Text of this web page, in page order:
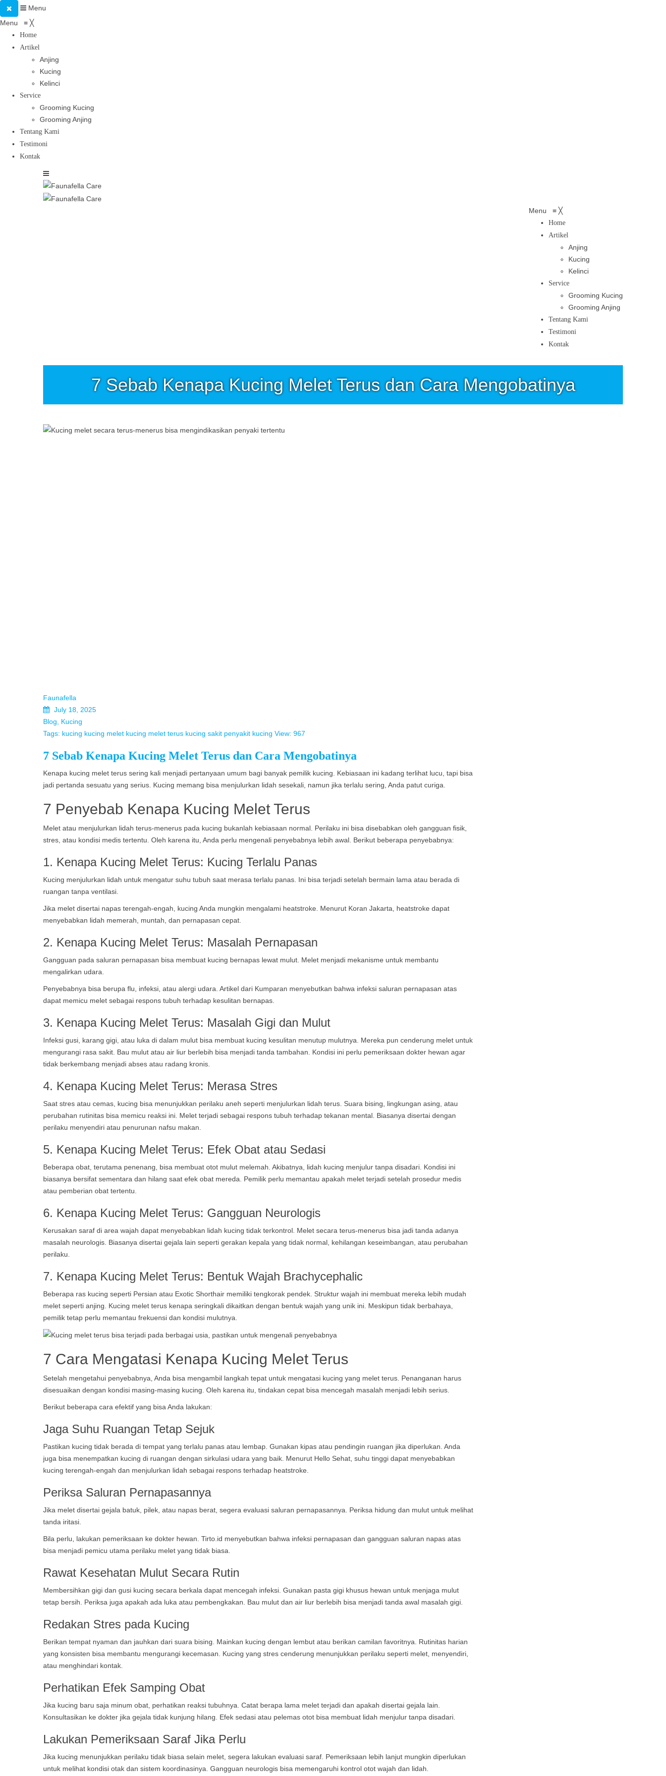
Menu
Menu ≡ ╳
Home
Artikel
Anjing
Kucing
Kelinci
Service
Grooming Kucing
Grooming Anjing
Tentang Kami
Testimoni
Kontak
Menu ≡ ╳
Home
Artikel
Anjing
Kucing
Kelinci
Service
Grooming Kucing
Grooming Anjing
Tentang Kami
Testimoni
Kontak
7 Sebab Kenapa Kucing Melet Terus dan Cara Mengobatinya
Faunafella
July 18, 2025
Blog
Kucing
Tags: kucing kucing melet kucing melet terus kucing sakit penyakit kucing View: 967
7 Sebab Kenapa Kucing Melet Terus dan Cara Mengobatinya
Kenapa kucing melet terus sering kali menjadi pertanyaan umum bagi banyak pemilik kucing. Kebiasaan ini kadang terlihat lucu, tapi bisa
jadi pertanda sesuatu yang serius. Kucing memang bisa menjulurkan lidah sesekali, namun jika terlalu sering, Anda patut curiga.
7 Penyebab Kenapa Kucing Melet Terus
Melet atau menjulurkan lidah terus-menerus pada kucing bukanlah kebiasaan normal. Perilaku ini bisa disebabkan oleh gangguan fisik,
stres, atau kondisi medis tertentu. Oleh karena itu, Anda perlu mengenali penyebabnya lebih awal. Berikut beberapa penyebabnya:
1. Kenapa Kucing Melet Terus: Kucing Terlalu Panas
Kucing menjulurkan lidah untuk mengatur suhu tubuh saat merasa terlalu panas. Ini bisa terjadi setelah bermain lama atau berada di
ruangan tanpa ventilasi.
Jika melet disertai napas terengah-engah, kucing Anda mungkin mengalami heatstroke. Menurut Koran Jakarta , heatstroke dapat
menyebabkan lidah memerah, muntah, dan pernapasan cepat.
2. Kenapa Kucing Melet Terus: Masalah Pernapasan
Gangguan pada saluran pernapasan bisa membuat kucing bernapas lewat mulut. Melet menjadi mekanisme untuk membantu
mengalirkan udara.
Penyebabnya bisa berupa flu, infeksi, atau alergi udara. Artikel dari Kumparan menyebutkan bahwa infeksi saluran pernapasan atas
dapat memicu melet sebagai respons tubuh terhadap kesulitan bernapas.
3. Kenapa Kucing Melet Terus: Masalah Gigi dan Mulut
Infeksi gusi, karang gigi, atau luka di dalam mulut bisa membuat kucing kesulitan menutup mulutnya. Mereka pun cenderung melet untuk
mengurangi rasa sakit. Bau mulut atau air liur berlebih bisa menjadi tanda tambahan. Kondisi ini perlu pemeriksaan dokter hewan agar
tidak berkembang menjadi abses atau radang kronis.
4. Kenapa Kucing Melet Terus: Merasa Stres
Saat stres atau cemas, kucing bisa menunjukkan perilaku aneh seperti menjulurkan lidah terus. Suara bising, lingkungan asing, atau
perubahan rutinitas bisa memicu reaksi ini. Melet terjadi sebagai respons tubuh terhadap tekanan mental. Biasanya disertai dengan
perilaku menyendiri atau penurunan nafsu makan.
5. Kenapa Kucing Melet Terus: Efek Obat atau Sedasi
Beberapa obat, terutama penenang, bisa membuat otot mulut melemah. Akibatnya, lidah kucing menjulur tanpa disadari. Kondisi ini
biasanya bersifat sementara dan hilang saat efek obat mereda. Pemilik perlu memantau apakah melet terjadi setelah prosedur medis
atau pemberian obat tertentu.
6. Kenapa Kucing Melet Terus: Gangguan Neurologis
Kerusakan saraf di area wajah dapat menyebabkan lidah kucing tidak terkontrol. Melet secara terus-menerus bisa jadi tanda adanya
masalah neurologis. Biasanya disertai gejala lain seperti gerakan kepala yang tidak normal, kehilangan keseimbangan, atau perubahan
perilaku.
7. Kenapa Kucing Melet Terus: Bentuk Wajah Brachycephalic
Beberapa ras kucing seperti Persian atau Exotic Shorthair memiliki tengkorak pendek. Struktur wajah ini membuat mereka lebih mudah
melet seperti anjing. Kucing melet terus kenapa seringkali dikaitkan dengan bentuk wajah yang unik ini. Meskipun tidak berbahaya,
pemilik tetap perlu memantau frekuensi dan kondisi mulutnya.
7 Cara Mengatasi Kenapa Kucing Melet Terus
Setelah mengetahui penyebabnya, Anda bisa mengambil langkah tepat untuk mengatasi kucing yang melet terus. Penanganan harus
disesuaikan dengan kondisi masing-masing kucing. Oleh karena itu, tindakan cepat bisa mencegah masalah menjadi lebih serius.
Berikut beberapa cara efektif yang bisa Anda lakukan:
Jaga Suhu Ruangan Tetap Sejuk
Pastikan kucing tidak berada di tempat yang terlalu panas atau lembap. Gunakan kipas atau pendingin ruangan jika diperlukan. Anda
juga bisa menempatkan kucing di ruangan dengan sirkulasi udara yang baik. Menurut Hello Sehat , suhu tinggi dapat menyebabkan
kucing terengah-engah dan menjulurkan lidah sebagai respons terhadap heatstroke.
Periksa Saluran Pernapasannya
Jika melet disertai gejala batuk, pilek, atau napas berat, segera evaluasi saluran pernapasannya. Periksa hidung dan mulut untuk melihat
tanda iritasi.
Bila perlu, lakukan pemeriksaan ke dokter hewan. Tirto.id menyebutkan bahwa infeksi pernapasan dan gangguan saluran napas atas
bisa menjadi pemicu utama perilaku melet yang tidak biasa.
Rawat Kesehatan Mulut Secara Rutin
Membersihkan gigi dan gusi kucing secara berkala dapat mencegah infeksi. Gunakan pasta gigi khusus hewan untuk menjaga mulut
tetap bersih. Periksa juga apakah ada luka atau pembengkakan. Bau mulut dan air liur berlebih bisa menjadi tanda awal masalah gigi.
Redakan Stres pada Kucing
Berikan tempat nyaman dan jauhkan dari suara bising. Mainkan kucing dengan lembut atau berikan camilan favoritnya. Rutinitas harian
yang konsisten bisa membantu mengurangi kecemasan. Kucing yang stres cenderung menunjukkan perilaku seperti melet, menyendiri,
atau menghindari kontak.
Perhatikan Efek Samping Obat
Jika kucing baru saja minum obat, perhatikan reaksi tubuhnya. Catat berapa lama melet terjadi dan apakah disertai gejala lain.
Konsultasikan ke dokter jika gejala tidak kunjung hilang. Efek sedasi atau pelemas otot bisa membuat lidah menjulur tanpa disadari.
Lakukan Pemeriksaan Saraf Jika Perlu
Jika kucing menunjukkan perilaku tidak biasa selain melet, segera lakukan evaluasi saraf. Pemeriksaan lebih lanjut mungkin diperlukan
untuk melihat kondisi otak dan sistem koordinasinya. Gangguan neurologis bisa memengaruhi kontrol otot wajah dan lidah.